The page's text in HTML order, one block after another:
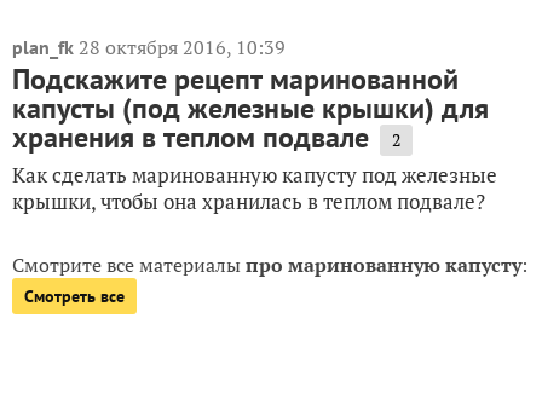
plan_fk 28 октября 2016, 10:39
Подскажите рецепт маринованной
капусты (под железные крышки) для
хранения в теплом подвале 2
Как сделать маринованную капусту под железные
крышки, чтобы она хранилась в теплом подвале?
Смотрите все материалыпро маринованную капусту:
Смотреть все